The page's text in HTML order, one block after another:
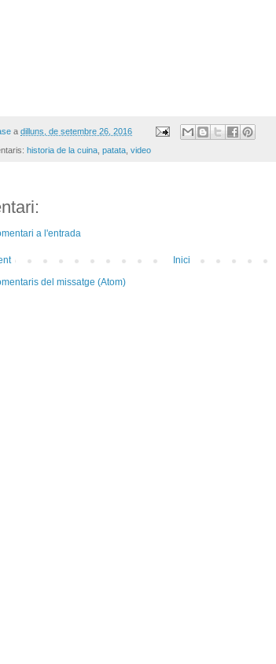
a dilluns, de setembre 26, 2016
historia de la cuina patata video
a l'entrada
Inici
del missatge (Atom)